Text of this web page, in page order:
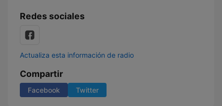
Redes sociales
Actualiza esta información de radio
Compartir
Facebook Twitter